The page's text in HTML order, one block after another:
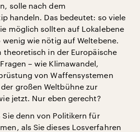
solle nach dem
handeln. Das bedeutet: so viele
möglich sollten auf Lokalebene
wie nötig auf Weltebene.
theoretisch in der Europäische
– wie Klimawandel,
von Waffensystemen
großen Weltbühne zur
jetzt. Nur eben gerecht?
Sie denn von Politikern für
als Sie dieses Losverfahren